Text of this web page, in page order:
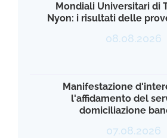
Mondiali Universitari di
Nyon: i risultati delle
08.08.2026
Manifestazione
l'affidamento del
domiciliazione
07.08.2026